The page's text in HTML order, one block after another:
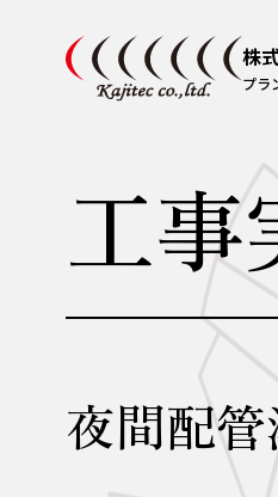
株
プラ
工事
夜間配